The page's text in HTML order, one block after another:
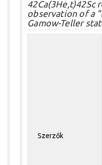
42Ca(3He,t)42Sc
observation of a
Gamow-Teller
Szerzők